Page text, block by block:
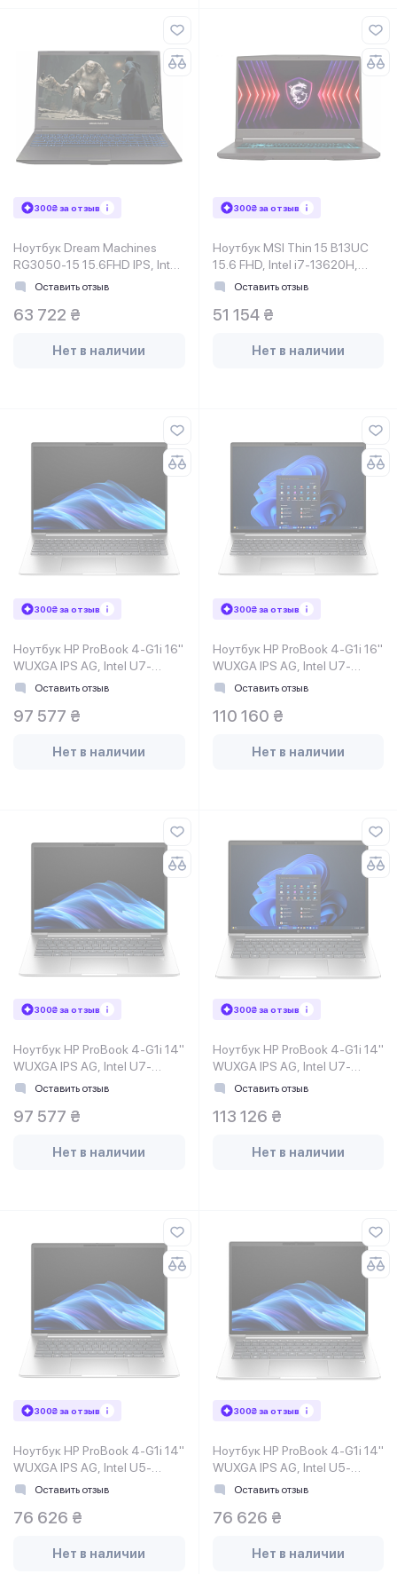
300₴ за отзыв
Ноутбук Dream Machines
RG3050-15 15.6FHD IPS, Intel
i7-13620H, 32GB, F1TB,
Оставить отзыв
63 722 ₴
Нет в наличии
300₴ за отзыв
Ноутбук MSI Thin 15 B13UC
15.6 FHD, Intel i7-13620H,
16GB, F1TB, NVD3050-4,
Оставить отзыв
51 154 ₴
Нет в наличии
300₴ за отзыв
Ноутбук HP ProBook 4-G1i 16"
WUXGA IPS AG, Intel U7-
255H, 24GB, F1TB,
серебристый
Оставить отзыв
97 577 ₴
Нет в наличии
300₴ за отзыв
Ноутбук HP ProBook 4-G1i 16"
WUXGA IPS AG, Intel U7-
255H, 24GB, F1TB,
серебристый
Оставить отзыв
110 160 ₴
Нет в наличии
300₴ за отзыв
Ноутбук HP ProBook 4-G1i 14"
WUXGA IPS AG, Intel U7-
255H, 24GB, F1TB,
серебристый
Оставить отзыв
97 577 ₴
Нет в наличии
300₴ за отзыв
Ноутбук HP ProBook 4-G1i 14"
WUXGA IPS AG, Intel U7-
255H, 24GB, F1TB,
серебристый
Оставить отзыв
113 126 ₴
Нет в наличии
300₴ за отзыв
Ноутбук HP ProBook 4-G1i 14"
WUXGA IPS AG, Intel U5-
225H, 24GB, F1TB,
серебристый
Оставить отзыв
76 626 ₴
Нет в наличии
300₴ за отзыв
Ноутбук HP ProBook 4-G1i 14"
WUXGA IPS AG, Intel U5-
225H, 24GB, F1TB,
серебристый (C44YXET)
Оставить отзыв
76 626 ₴
Нет в наличии